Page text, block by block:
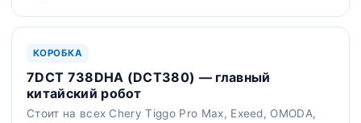
КОРОБКА
7DCT 738DHA (DCT380) — главный
китайский робот
Стоит на всех Chery Tiggo Pro Max, Exeed, OMODA,